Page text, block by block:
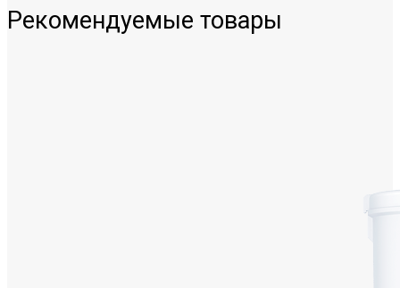
Рекомендуемые товары